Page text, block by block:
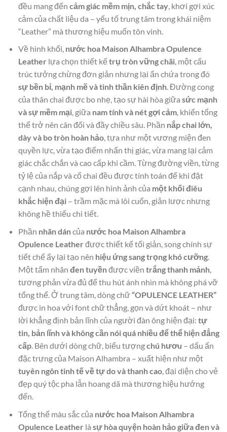
đều mang đến cảm giác mềm mịn, chắc tay, khơi gợi xúc
cảm của chất liệu da – yếu tố trung tâm trong khái niệm
“Leather” mà thương hiệu muốn tôn vinh.
Về hình khối, nước hoa Maison Alhambra Opulence
Leather lựa chọn thiết kếtrụ tròn vững chãi, một cấu
trúc tưởng chừng đơn giản nhưng lại ẩn chứa trong đó
sự bền bỉ, mạnh mẽ và tinh thần kiên định. Đường cong
của thân chai được bo nhẹ, tạo sự hài hòa giữa sức mạnh
và sự mềm mại, giữa nam tính và nét gợi cảm, khiến tổng
thể trở nên cân đối và đầy chiều sâu. Phần nắp chai lớn,
dày và bo tròn hoàn hảo, tựa như một vương miện đen
quyền lực, vừa tạo điểm nhấn thị giác, vừa mang lại cảm
giác chắc chắn và cao cấp khi cầm. Từng đường viền, từng
tỷ lệ của nắp và cổ chai đều được tính toán để khi đặt
cạnh nhau, chúng gợi lên hình ảnh của một khối điêu
khắc hiện đại– trầm mặc mà lôi cuốn, giản lược nhưng
không hề thiếu chi tiết.
Phần nhãn dáncủa nước hoa Maison Alhambra
Opulence Leather được thiết kế tối giản, song chính sự
tiết chế ấy lại tạo nên hiệu ứng sang trọng khó cưỡng.
Một tấm nhãn đen tuyềnđược viền trắng thanh mảnh,
tương phản vừa đủ để thu hút ánh nhìn mà không phá vỡ
tổng thể. Ở trung tâm, dòng chữ“OPULENCE LEATHER”
được in hoa với font chữ thẳng, gọn và dứt khoát – như
lời khẳng định bản lĩnh của người đàn ông hiện đại: tự
tin, bản lĩnh và không cần nói quá nhiều để thể hiện đẳng
cấp. Bên dưới dòng chữ, biểu tượngchú hươu – dấu ấn
đặc trưng của Maison Alhambra – xuất hiện như một
tuyên ngôn tinh tế về tự do và thanh cao, đại diện cho vẻ
đẹp quý tộc pha lẫn hoang dã mà thương hiệu hướng
đến.
Tổng thể màu sắc của nước hoa Maison Alhambra
Opulence Leather là sự hòa quyện hoàn hảo giữa đen và